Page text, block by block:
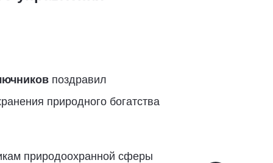
поздравил
природного богатства
природоохранной сферы